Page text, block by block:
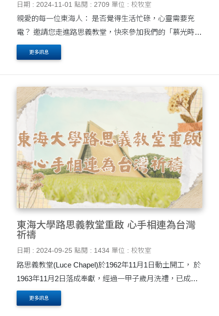
日期 : 2024-11-01 點閱 : 2709 單位 : 校牧室
親愛的每一位東海人： 是否覺得生活忙碌，心靈需要充
電？ 邀請您走進路思義教堂，快來參加我們的「慕光時
刻」吧！ 您可以享受靜謐的時光，讓心靈重拾平安。 在
慕光中，心靈得安慰； 在慕光中，....
更多訊息
東海大學路思義教堂重啟 心手相連為台灣
祈禱
日期 : 2024-09-25 點閱 : 1434 單位 : 校牧室
路思義教堂(Luce Chapel)於1962年11月1日動土開工， 於
1963年11月2日落成奉獻，經過一甲子歲月洗禮，已成為
校園重要文化資產與精神象微， 並經蓋提基金會(Getty
更多訊息